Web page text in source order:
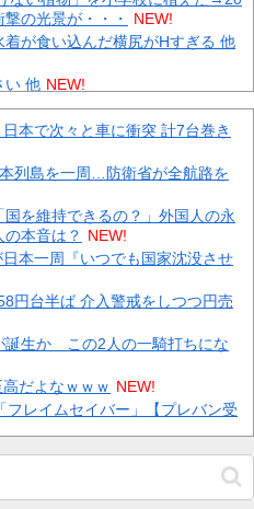
の光景が・・・
NEW!
着が食い込んだ横尻がHすぎる 他
い 他 NEW!
ライブ「人間燦歌」開催決定！
グなゲストや』
本数794万本、『ぽこ あ ポケモ
ん、漫画読みません、アニメ見
に勧めたい趣味 他
頼んだらこうなるｗｗｗ NEW!
での包丁男死亡に「絶対に死刑
した！」 → 元警官のマジレ
亡くなったんで僕のこと引き取
い年したヒキニートを引
士』、とんでもない事になるｗｗ
本で次々と車に衝突 計7台巻き
列島を一周…防衛省が全航路を
国を維持できるの？」外国人の永
本音は？ NEW!
日本一周『いつでも国家沈没させ
円台半ば 介入警戒をしつつ円売
誕生か この2人の一騎打ちにな
だよなｗｗｗ NEW!
フレイムセイバー」【プレバン受
シーン、今見るとアウトすぎ
ュートが開かずに墜落してしま